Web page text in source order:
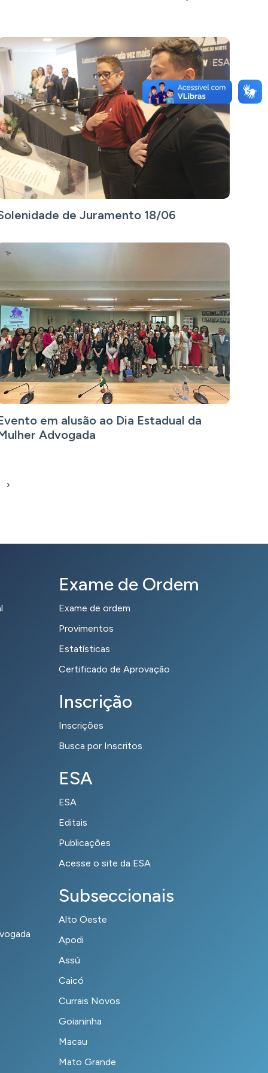
de Juramento 18/06
em alusão ao Dia Estadual da
Advogada
›
Exame de Ordem
Exame de ordem
Provimentos
Estatísticas
Certificado de Aprovação
Inscrição
Inscrições
Busca por Inscritos
ESA
ESA
Editais
Publicações
Acesse o site da ESA
Subseccionais
Alto Oeste
Apodi
Assú
Caicó
Currais Novos
Goianinha
Macau
Mato Grande